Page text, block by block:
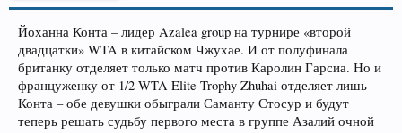
Йоханна Конта – лидер Azalea group на турнире «второй
двадцатки» WTA в китайском Чжухае. И от полуфинала
британку отделяет только матч против Каролин Гарсиа. Но и
француженку от 1/2 WTA Elite Trophy Zhuhai отделяет лишь
Конта – обе девушки обыграли Саманту Стосур и будут
теперь решать судьбу первого места в группе Азалий очной